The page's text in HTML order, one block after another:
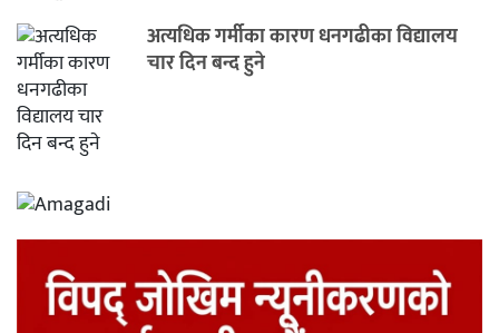
अत्यधिक गर्मीका कारण धनगढीका विद्यालय
चार दिन बन्द हुने